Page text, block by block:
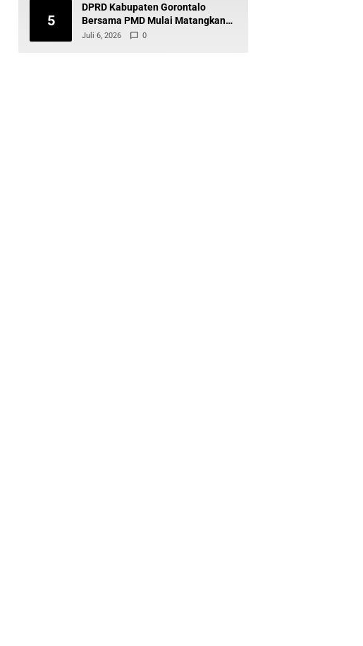
5
DPRD Kabupaten Gorontalo
Bersama PMD Mulai Matangkan
Pilkades 2027, Perda Jadi Sorotan
Juli 6, 2026 0